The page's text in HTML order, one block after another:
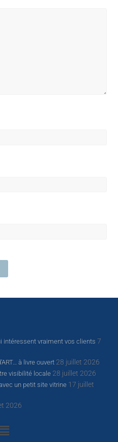
intéressent vraiment vos clients 7
à livre ouvert 28 juillet 2026
visibilité locale 28 juillet 2026
un petit site vitrine 17 juillet
2026